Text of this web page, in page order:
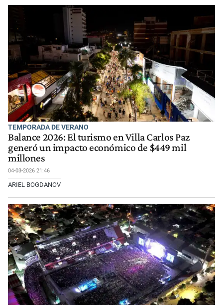
TEMPORADA DE VERANO
Balance 2026: El turismo en Villa Carlos Paz
generó un impacto económico de $449 mil
millones
04-03-2026 21:46
ARIEL BOGDANOV